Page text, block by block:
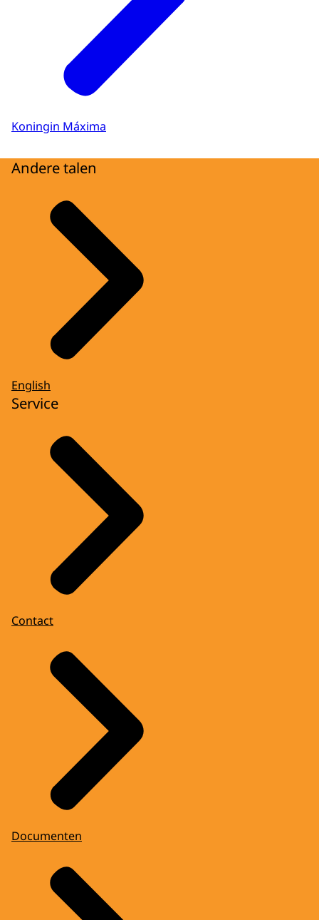
Koningin Máxima
Andere talen
English
Service
Contact
Documenten